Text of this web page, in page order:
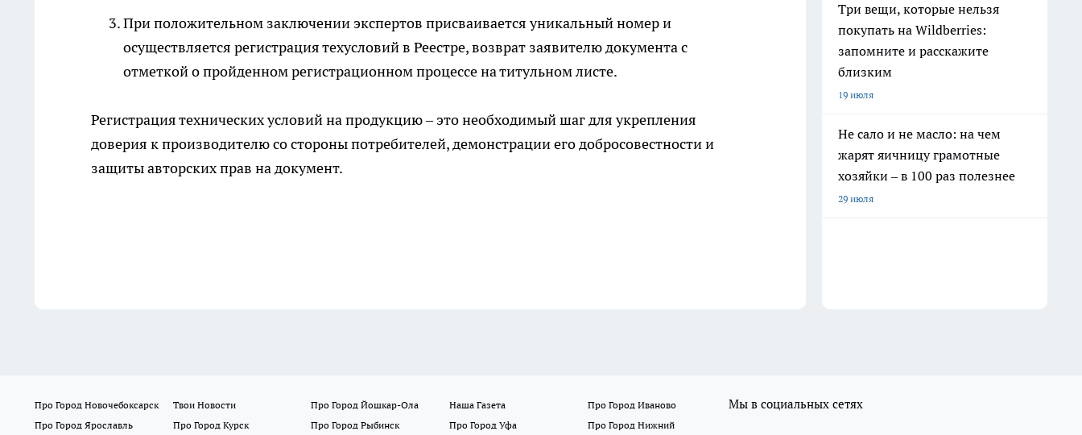
При положительном заключении экспертов присваивается уникальный номер и
осуществляется регистрация техусловий в Реестре, возврат заявителю документа с
отметкой о пройденном регистрационном процессе на титульном листе.
Регистрация технических условий на продукцию – это необходимый шаг для укрепления
доверия к производителю со стороны потребителей, демонстрации его добросовестности и
защиты авторских прав на документ.
Три вещи, которые нельзя
покупать на Wildberries:
запомните и расскажите
близким
19 июля
Не сало и не масло: на чем
жарят яичницу грамотные
хозяйки – в 100 раз полезнее
29 июля
Про Город Новочебоксарск Твои Новости Про Город Йошкар-Ола Наша Газета
Про Город Иваново
Про Город Ярославль
Про Город Курск Про Город Рыбинск Про Город Уфа
Про Город Нижний
Мы в социальных сетях